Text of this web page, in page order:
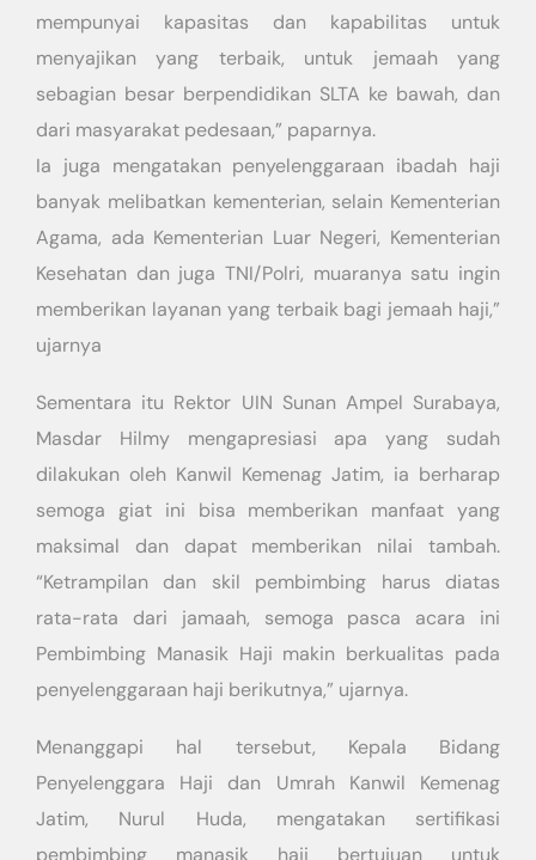
mempunyai kapasitas dan kapabilitas untuk
menyajikan yang terbaik, untuk jemaah yang
sebagian besar berpendidikan SLTA ke bawah, dan
dari masyarakat pedesaan,” paparnya.
Ia juga mengatakan penyelenggaraan ibadah haji
banyak melibatkan kementerian, selain Kementerian
Agama, ada Kementerian Luar Negeri, Kementerian
Kesehatan dan juga TNI/Polri, muaranya satu ingin
memberikan layanan yang terbaik bagi jemaah haji,”
ujarnya
Sementara itu Rektor UIN Sunan Ampel Surabaya,
Masdar Hilmy mengapresiasi apa yang sudah
dilakukan oleh Kanwil Kemenag Jatim, ia berharap
semoga giat ini bisa memberikan manfaat yang
maksimal dan dapat memberikan nilai tambah.
“Ketrampilan dan skil pembimbing harus diatas
rata-rata dari jamaah, semoga pasca acara ini
Pembimbing Manasik Haji makin berkualitas pada
penyelenggaraan haji berikutnya,” ujarnya.
Menanggapi hal tersebut, Kepala Bidang
Penyelenggara Haji dan Umrah Kanwil Kemenag
Jatim, Nurul Huda, mengatakan sertifikasi
pembimbing manasik haji bertujuan untuk